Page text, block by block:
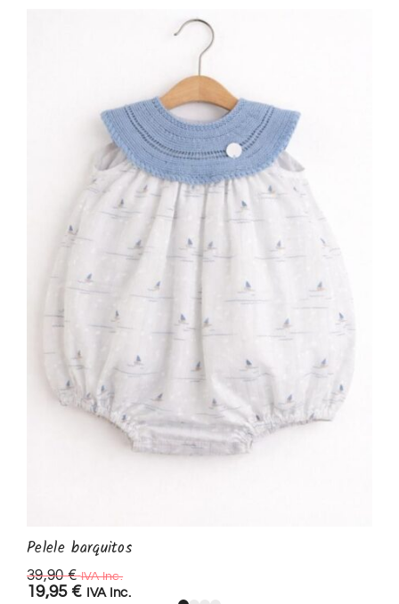
Pelele barquitos
39,90€ IVA Inc.
19,95 € IVA Inc.